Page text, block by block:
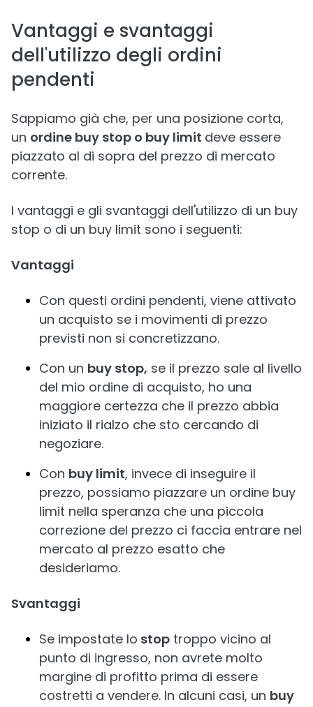
Vantaggi e svantaggi
dell'utilizzo degli ordini
pendenti
Sappiamo già che, per una posizione corta,
un ordine buy stop o buy limit deve essere
piazzato al di sopra del prezzo di mercato
corrente.
I vantaggi e gli svantaggi dell'utilizzo di un buy
stop o di un buy limit sono i seguenti:
Vantaggi
Con questi ordini pendenti, viene attivato
un acquisto se i movimenti di prezzo
previsti non si concretizzano.
Con un buy stop, se il prezzo sale al livello
del mio ordine di acquisto, ho una
maggiore certezza che il prezzo abbia
iniziato il rialzo che sto cercando di
negoziare.
Con buy limit, invece di inseguire il
prezzo, possiamo piazzare un ordine buy
limit nella speranza che una piccola
correzione del prezzo ci faccia entrare nel
mercato al prezzo esatto che
desideriamo.
Svantaggi
Se impostate lo stop troppo vicino al
punto di ingresso, non avrete molto
margine di profitto prima di essere
costretti a vendere. In alcuni casi, un buy